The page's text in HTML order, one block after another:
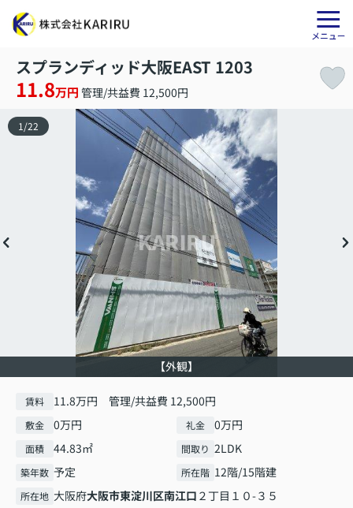
スプランディッド大阪EAST 1203
11.8万円 管理/共益費 12,500円
【外観】
1 /22
賃料 11.8万円 管理/共益費 12,500円
敷金 0万円 礼金 0万円
面積 44.83㎡ 間取り 2LDK
築年数 予定 所在階 12階/15階建
所在地 大阪府大阪市東淀川区南江口 ２丁目１０-３５